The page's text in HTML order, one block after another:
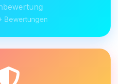
Bewertungen